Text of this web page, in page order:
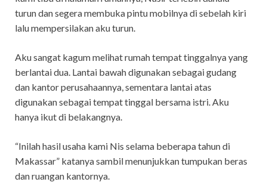
turun dan segera membuka pintu mobilnya di sebelah kiri
lalu mempersilakan aku turun.
Aku sangat kagum melihat rumah tempat tinggalnya yang
berlantai dua. Lantai bawah digunakan sebagai gudang
dan kantor perusahaannya, sementara lantai atas
digunakan sebagai tempat tinggal bersama istri. Aku
hanya ikut di belakangnya.
“Inilah hasil usaha kami Nis selama beberapa tahun di
Makassar” katanya sambil menunjukkan tumpukan beras
dan ruangan kantornya.